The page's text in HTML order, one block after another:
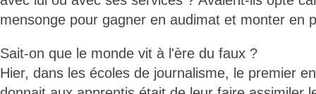
mensonge pour gagner en audimat et monter en
Sait-on que le monde vit à l'ère du faux ?
Hier, dans les écoles de journalisme, le premier